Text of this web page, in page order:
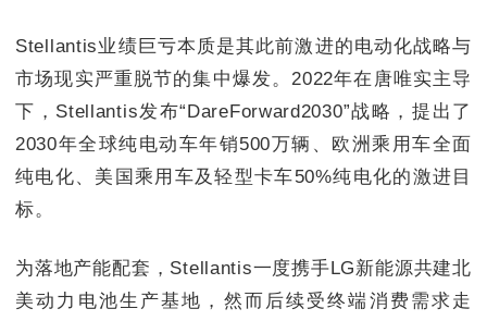
Stellantis业绩巨亏本质是其此前激进的电动化战略与
市场现实严重脱节的集中爆发。2022年在唐唯实主导
下，Stellantis发布“DareForward2030”战略，提出了
2030年全球纯电动车年销500万辆、欧洲乘用车全面
纯电化、美国乘用车及轻型卡车50%纯电化的激进目
标。
为落地产能配套，Stellantis一度携手LG新能源共建北
美动力电池生产基地，然而后续受终端消费需求走